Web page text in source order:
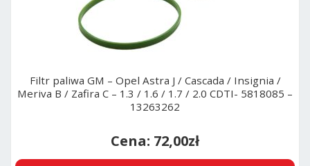
Filtr paliwa GM – Opel Astra J / Cascada / Insignia /
Meriva B / Zafira C – 1.3 / 1.6 / 1.7 / 2.0 CDTI- 5818085 –
13263262
72,00zł